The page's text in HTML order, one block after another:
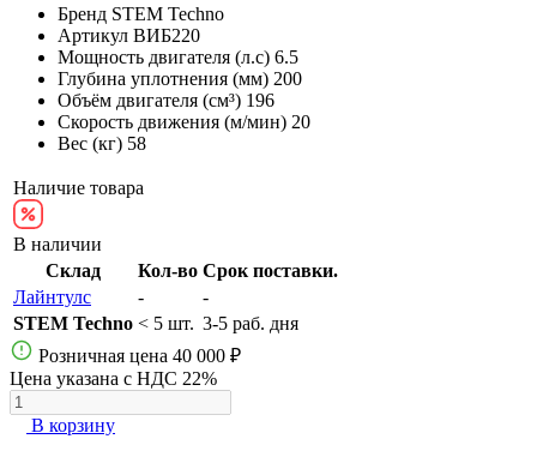
Бренд STEM Techno
Артикул ВИБ220
Мощность двигателя (л.с) 6.5
Глубина уплотнения (мм) 200
Объём двигателя (см³) 196
Скорость движения (м/мин) 20
Вес (кг) 58
Наличие товара
В наличии
Склад
Кол-во Срок поставки.
Лайнтулс
-
-
STEM Techno < 5 шт. 3-5 раб. дня
Розничная цена 40 000 ₽
Цена указана с НДС 22%
В корзину